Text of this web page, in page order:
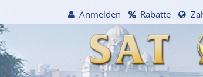
Anmelden Rabatte